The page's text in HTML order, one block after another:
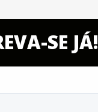
SE JÁ!